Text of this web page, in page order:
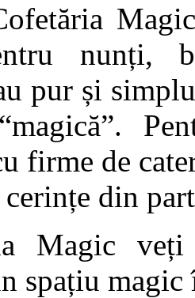
nunți,
pur și
firme de
din
Magic
spațiu